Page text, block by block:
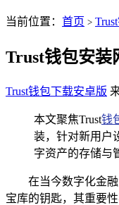
当前位置： 首页 >
Trust钱包安装
Trust钱包下载安卓版
本文聚焦Trust钱
装，针对新用户
字资产的存储与
在当今数字化金
宝库的钥匙，其重要